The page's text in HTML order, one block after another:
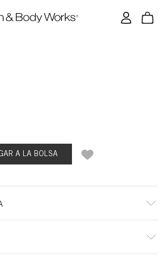
A LA BOLSA
en la vida cruzar un cielo oscuro.